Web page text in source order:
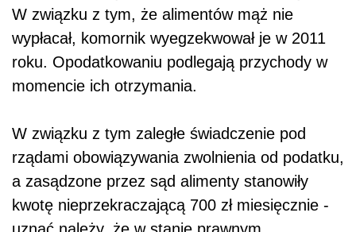
W związku z tym, że alimentów mąż nie
wypłacał, komornik wyegzekwował je w 2011
roku. Opodatkowaniu podlegają przychody w
momencie ich otrzymania.
W związku z tym zaległe świadczenie pod
rządami obowiązywania zwolnienia od podatku,
a zasądzone przez sąd alimenty stanowiły
kwotę nieprzekraczającą 700 zł miesięcznie -